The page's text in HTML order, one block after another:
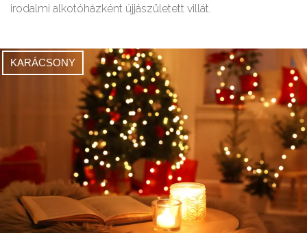
irodalmi alkotóházként újjászületett villát.
KARÁCSONY